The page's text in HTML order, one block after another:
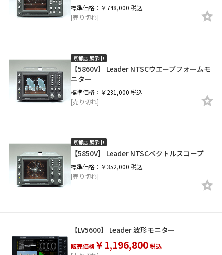
標準価格：￥748,000 税込
[売り切れ]
京都店 展示中
【5860V】 Leader NTSCウエーブフォームモ
ニター
標準価格：￥231,000 税込
[売り切れ]
京都店 展示中
【5850V】 Leader NTSCベクトルスコープ
標準価格：￥352,000 税込
[売り切れ]
【LV5600】 Leader 波形モニター
販売価格￥1,196,800税込